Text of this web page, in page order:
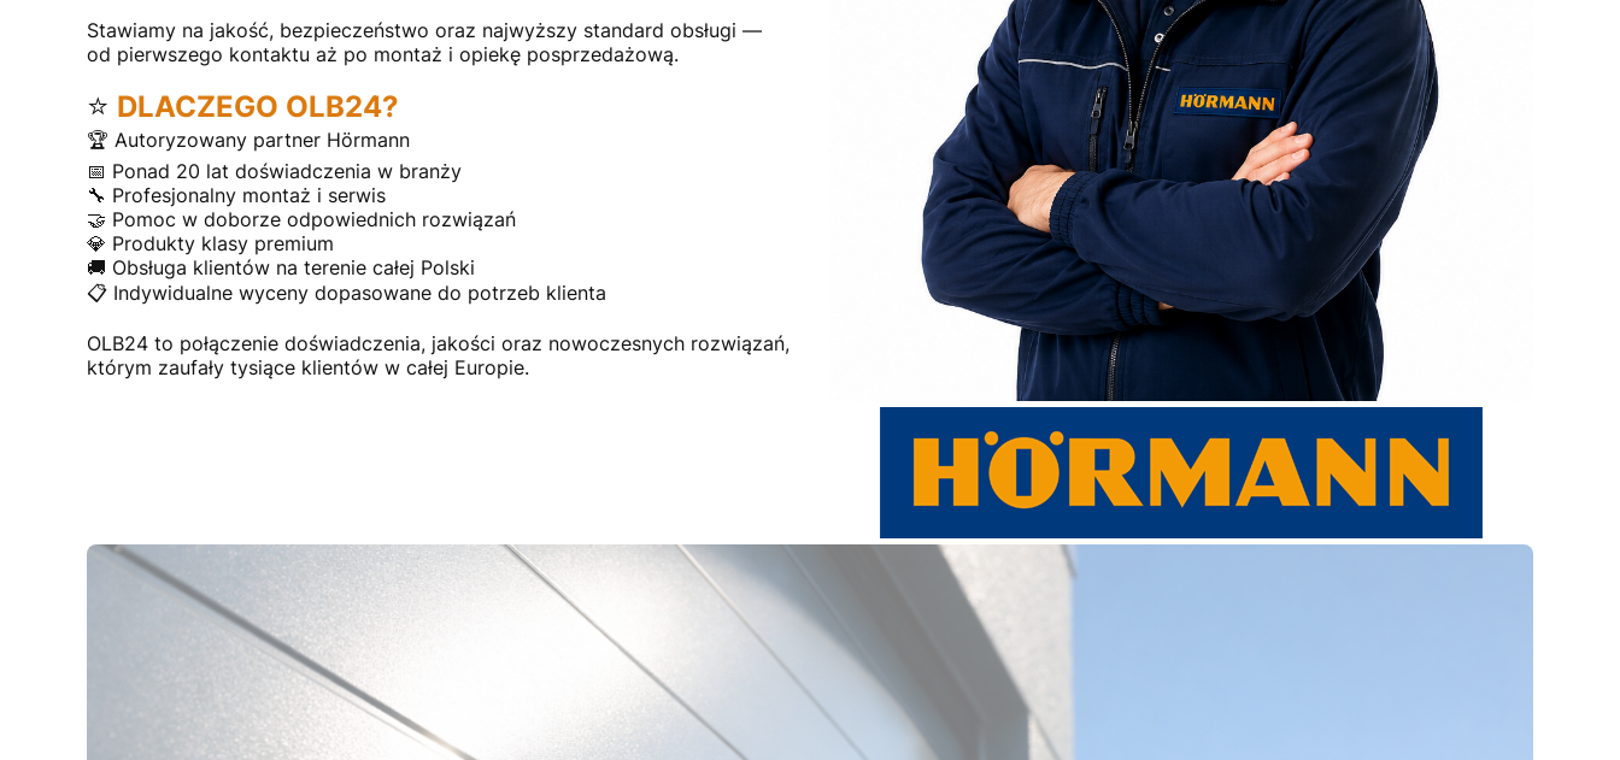
Stawiamy na jakość, bezpieczeństwo oraz najwyższy standard obsługi —
od pierwszego kontaktu aż po montaż i opiekę posprzedażową.
⭐ DLACZEGO OLB24?
🏆 Autoryzowany partner Hörmann
📅 Ponad 20 lat doświadczenia w branży
🔧 Profesjonalny montaż i serwis
🤝 Pomoc w doborze odpowiednich rozwiązań
💎 Produkty klasy premium
🚚 Obsługa klientów na terenie całej Polski
📋 Indywidualne wyceny dopasowane do potrzeb klienta
OLB24 to połączenie doświadczenia, jakości oraz nowoczesnych rozwiązań,
którym zaufały tysiące klientów w całej Europie.